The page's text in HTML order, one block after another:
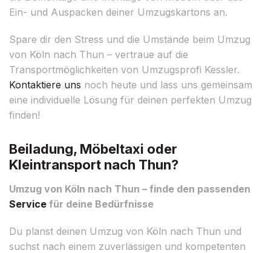
Ein- und Auspacken deiner Umzugskartons an.
Spare dir den Stress und die Umstände beim Umzug
von Köln nach Thun – vertraue auf die
Transportmöglichkeiten von Umzugsprofi Kessler.
Kontaktiere uns noch heute und lass uns gemeinsam
eine individuelle Lösung für deinen perfekten Umzug
finden!
Beiladung, Möbeltaxi oder
Kleintransport nach Thun?
Umzug von Köln nach Thun – finde den passenden
Service für deine Bedürfnisse
Du planst deinen Umzug von Köln nach Thun und
suchst nach einem zuverlässigen und kompetenten